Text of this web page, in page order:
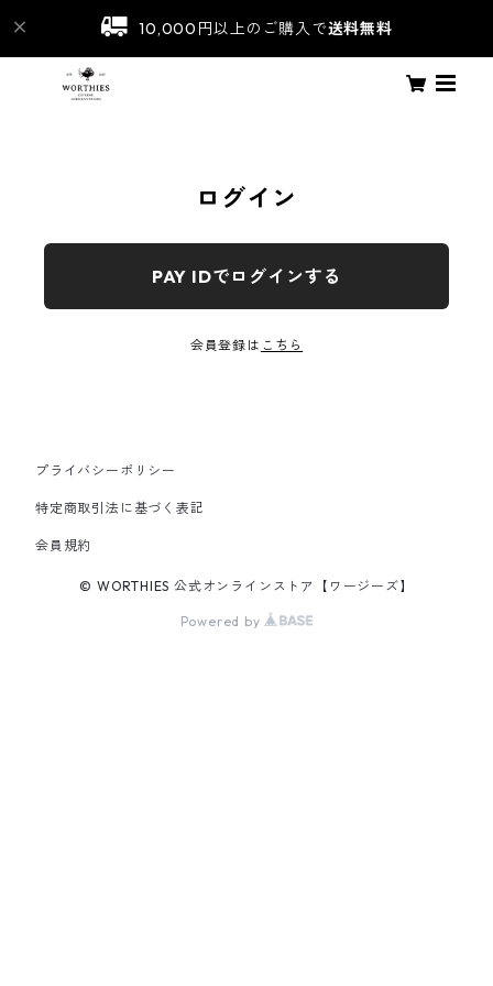
10,000円以上のご購入で送料無料
ログイン
PAY IDでログインする
会員登録は こちら
プライバシーポリシー
特定商取引法に基づく表記
会員規約
© WORTHIES 公式オンラインストア【ワージーズ】
Powered by